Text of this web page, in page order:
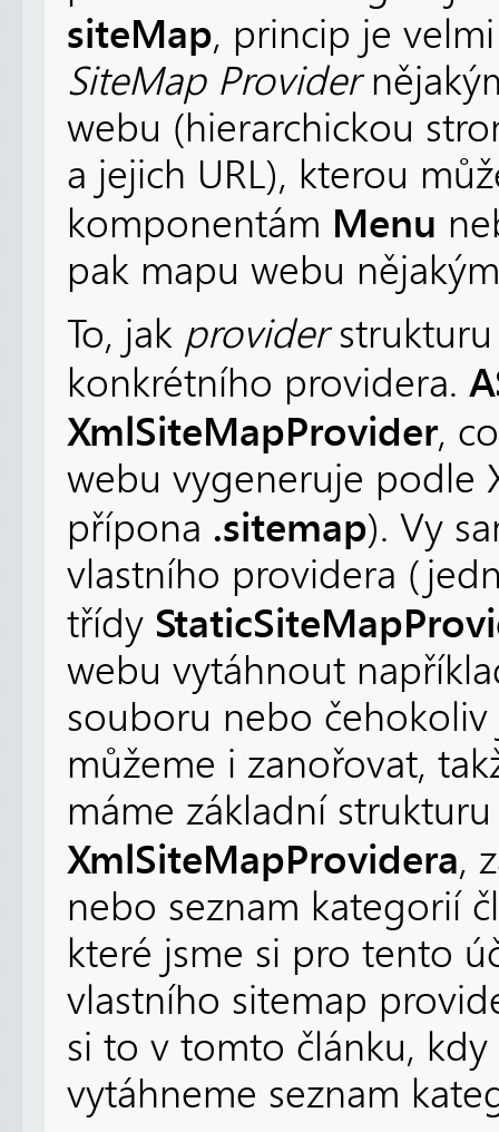
siteMap, princip je
SiteMap Provider
webu (hierarchickou
a jejich URL), kterou
komponentám Menu
pak mapu webu
To, jak providerstrukturu
konkrétního providera.
XmlSiteMapProvider,
webu vygeneruje podle
přípona .sitemap). Vy
vlastního providera
třídy
webu vytáhnout
souboru nebo
můžeme i zanořovat,
máme základní
XmlSiteMapProvidera,
nebo seznam kategorií
které jsme si pro tento
vlastního sitemap
si to v tomto článku,
vytáhneme seznam